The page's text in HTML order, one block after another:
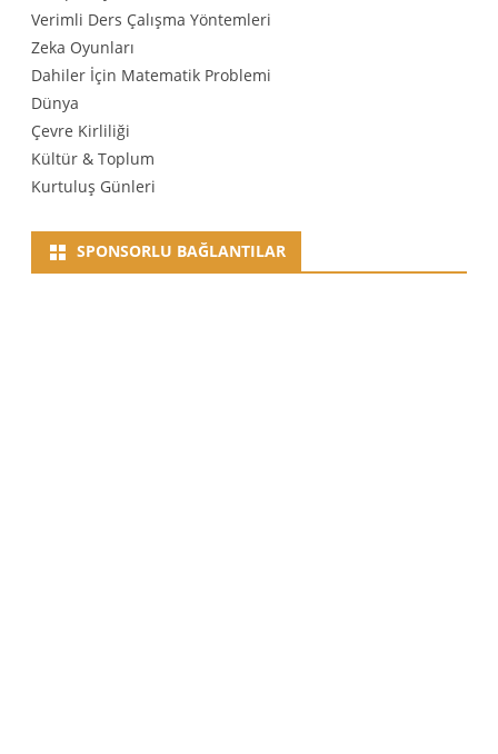
Verimli Ders Çalışma Yöntemleri
Zeka Oyunları
Dahiler İçin Matematik Problemi
Dünya
Çevre Kirliliği
Kültür & Toplum
Kurtuluş Günleri
SPONSORLU BAĞLANTILAR